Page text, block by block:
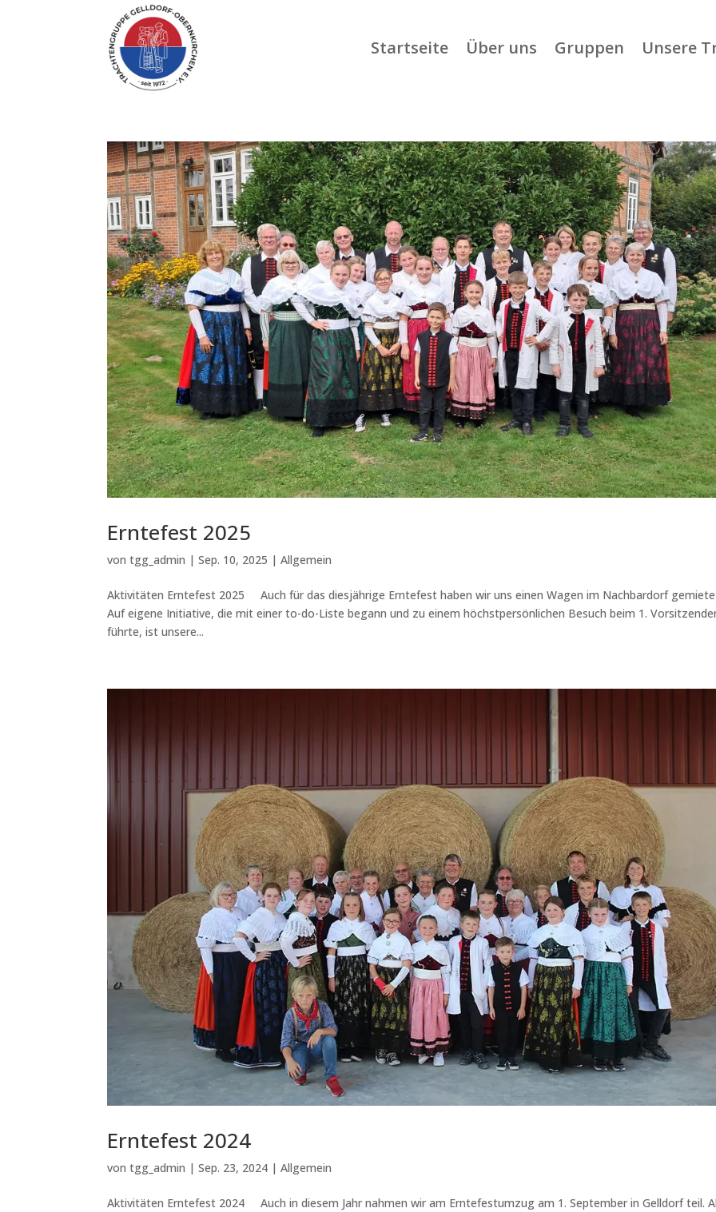
Startseite Über uns Gruppen Unsere
Erntefest 2025
vontgg_admin |Sep. 10, 2025 |Allgemein
Aktivitäten Erntefest 2025 Auch für das diesjährige Erntefest haben wir uns einen Wagen im Nachbardorf
Auf eigene Initiative, die mit einer to-do-Liste begann und zu einem höchstpersönlichen Besuch beim 1.
führte, ist unsere...
Erntefest 2024
vontgg_admin |Sep. 23, 2024 |Allgemein
Aktivitäten Erntefest 2024 Auch in diesem Jahr nahmen wir am Erntefestumzug am 1. September in Gelldorf teil.